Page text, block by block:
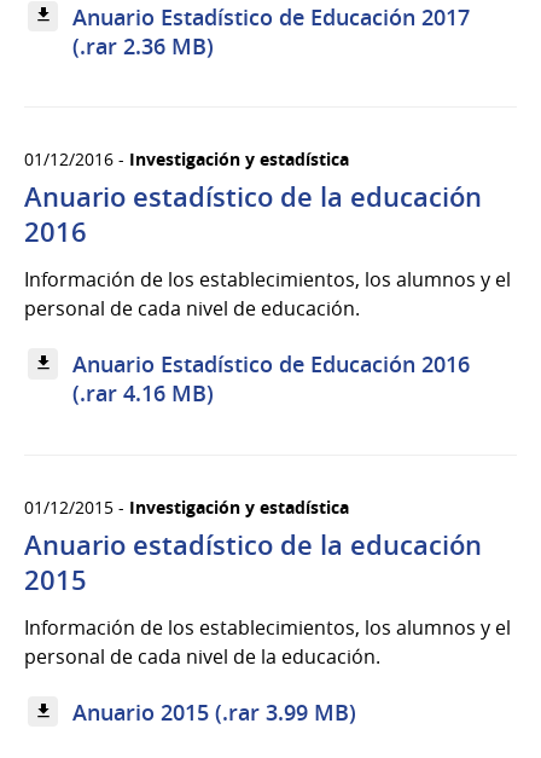
Anuario Estadístico de Educación 2017
(.rar 2.36 MB)
01/12/2016 - Investigación y estadística
Anuario estadístico de la educación
2016
Información de los establecimientos, los alumnos y el
personal de cada nivel de educación.
Anuario Estadístico de Educación 2016
(.rar 4.16 MB)
01/12/2015 - Investigación y estadística
Anuario estadístico de la educación
2015
Información de los establecimientos, los alumnos y el
personal de cada nivel de la educación.
Anuario 2015 (.rar 3.99 MB)